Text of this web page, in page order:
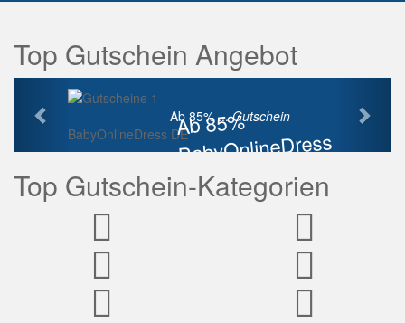
Top Gutschein Angebot
Ab 85%
BabyOnlineDress
Rabatt
Ab 85% ...Gutschein
BabyOnlineDress DE
Vorherige
Top Gutschein-Kategorien